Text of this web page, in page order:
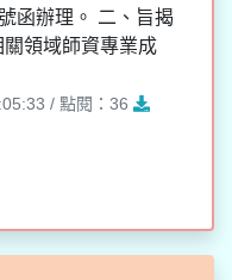
函辦理。 二、旨揭
領域師資專業成
/ 點閱：36